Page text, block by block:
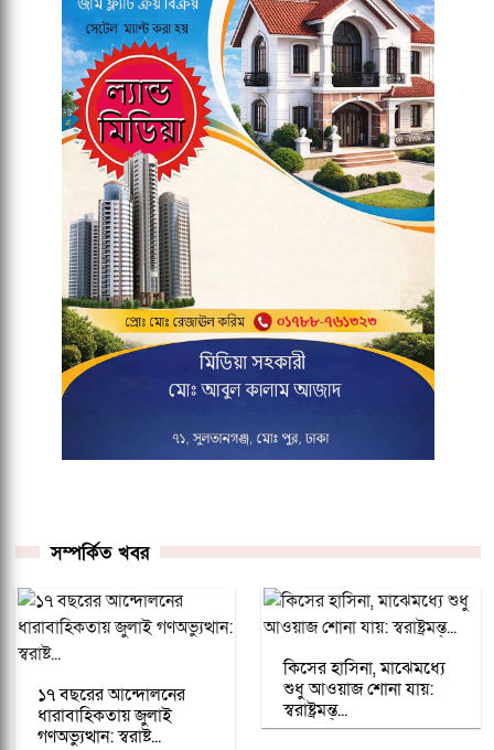
সম্পর্কিত খবর
১৭ বছরের আন্দোলনের
ধারাবাহিকতায় জুলাই
গণঅভ্যুত্থান: স্বরাষ্ট...
কিসের হাসিনা, মাঝেমধ্যে
শুধু আওয়াজ শোনা যায়:
স্বরাষ্ট্রমন্ত্...